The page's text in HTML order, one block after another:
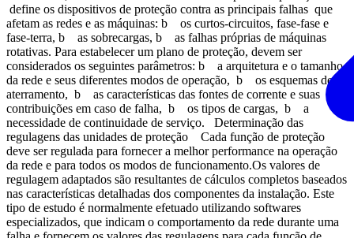
define os dispositivos de proteção contra as principais falhas que
afetam as redes e as máquinas: b os curtos-circuitos, fase-fase e
fase-terra, b as sobrecargas, b as falhas próprias de máquinas
rotativas. Para estabelecer um plano de proteção, devem ser
considerados os seguintes parâmetros: b a arquitetura e o tamanho
da rede e seus diferentes modos de operação, b os esquemas de
aterramento, b as características das fontes de corrente e suas
contribuições em caso de falha, b os tipos de cargas, b a
necessidade de continuidade de serviço. Determinação das
regulagens das unidades de proteção Cada função de proteção
deve ser regulada para fornecer a melhor performance na operação
da rede e para todos os modos de funcionamento.Os valores de
regulagem adaptados são resultantes de cálculos completos baseados
nas características detalhadas dos componentes da instalação. Este
tipo de estudo é normalmente efetuado utilizando softwares
especializados, que indicam o comportamento da rede durante uma